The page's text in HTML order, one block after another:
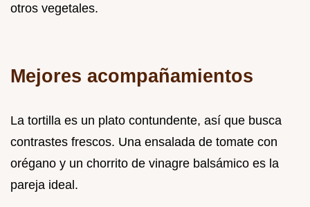
otros vegetales.
Mejores acompañamientos
La tortilla es un plato contundente, así que busca
contrastes frescos. Una ensalada de tomate con
orégano y un chorrito de vinagre balsámico es la
pareja ideal.